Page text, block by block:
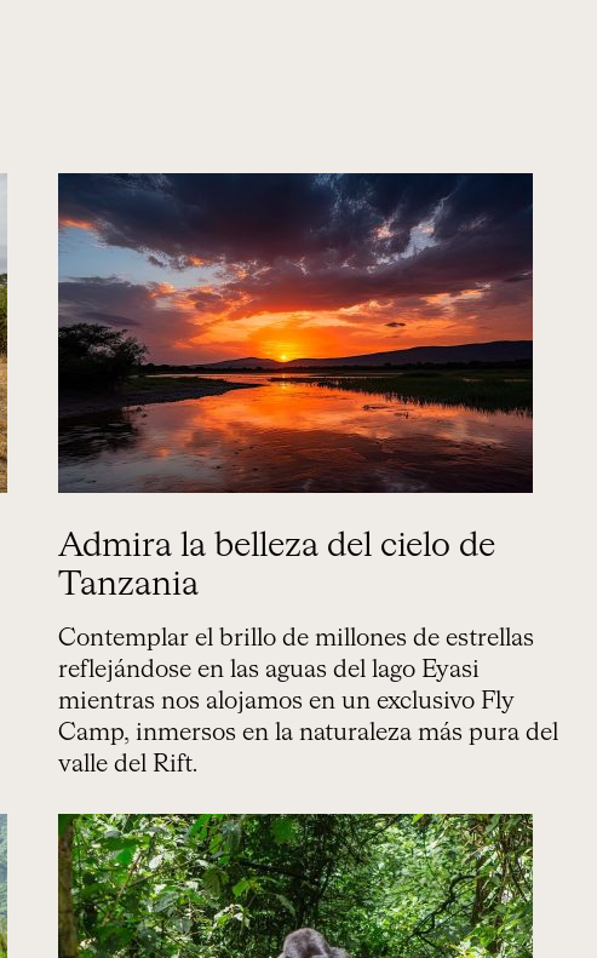
Admira la belleza del cielo de
Tanzania
Contemplar el brillo de millones de estrellas
reflejándose en las aguas del lago Eyasi
mientras nos alojamos en un exclusivo Fly
Camp, inmersos en la naturaleza más pura del
valle del Rift.